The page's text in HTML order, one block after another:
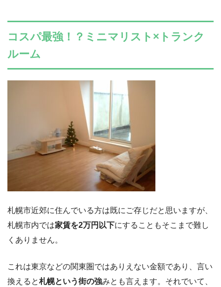
コスパ最強！？ミニマリスト×トランク
ルーム
札幌市近郊に住んでいる方は既にご存じだと思いますが、
札幌市内では家賃を2万円以下にすることもそこまで難し
くありません。
これは東京などの関東圏ではありえない金額であり、言い
換えると札幌という街の強みとも言えます。それでいて、